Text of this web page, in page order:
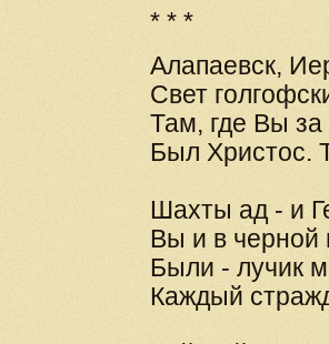
* * *
Алапаевск,
Свет
Там, где Вы
Был Христос.
Шахты ад - и
Вы и в черной
Были - лучик
Каждый